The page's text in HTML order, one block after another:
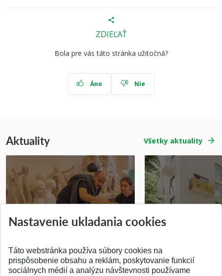
ZDIEĽAŤ
Bola pre vás táto stránka užitočná?
Áno Nie
Aktuality Všetky aktuality
Pridané 14.07.2026 Pridané 03.07.2026
Nastavenie ukladania cookies
Táto webstránka používa súbory cookies na
prispôsobenie obsahu a reklám, poskytovanie funkcií
sociálnych médií a analýzu návštevnosti používame